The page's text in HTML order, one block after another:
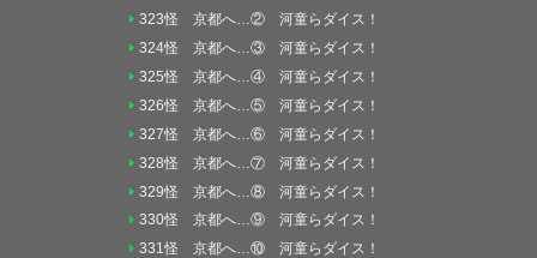
323怪 京都へ…② 河童らダイス！
324怪 京都へ…③ 河童らダイス！
325怪 京都へ…④ 河童らダイス！
326怪 京都へ…⑤ 河童らダイス！
327怪 京都へ…⑥ 河童らダイス！
328怪 京都へ…⑦ 河童らダイス！
329怪 京都へ…⑧ 河童らダイス！
330怪 京都へ…⑨ 河童らダイス！
331怪 京都へ…⑩ 河童らダイス！